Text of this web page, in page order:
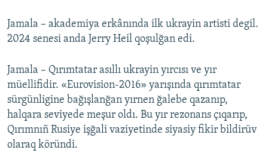
Jamala – akademiya erkânında ilk ukrayin artisti degil.
2024 senesi anda Jerry Heil qoşulğan edi.
Jamala – Qırımtatar asıllı ukrayin yırcısı ve yır
müellifidir. «Eurovision-2016» yarışında qırımtatar
sürgünligine bağışlanğan yırnen ğalebe qazanıp,
halqara seviyede meşur oldı. Bu yır rezonans çıqarıp,
Qırımnıñ Rusiye işğali vaziyetinde siyasiy fikir bildirüv
olaraq köründi.